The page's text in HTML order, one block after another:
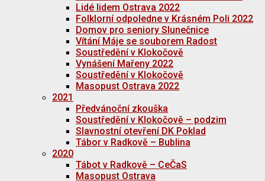
Lidé lidem Ostrava 2022
Folklorní odpoledne v Krásném Poli 2022
Domov pro seniory Slunečnice
Vítání Máje se souborem Radost
Soustředění v Klokočově
Vynášení Mařeny 2022
Soustředění v Klokočově
Masopust Ostrava 2022
2021
Předvánoční zkouška
Soustředění v Klokočově – podzim
Slavnostní otevření DK Poklad
Tábor v Radkově – Bublina
2020
Tábot v Radkově – CeČaS
Masopust Ostrava